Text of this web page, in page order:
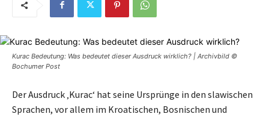
Kurac Bedeutung: Was bedeutet dieser Ausdruck wirklich? | Archivbild ©
Bochumer Post
Der Ausdruck ‚Kurac‘ hat seine Ursprünge in den slawischen
Sprachen, vor allem im Kroatischen, Bosnischen und